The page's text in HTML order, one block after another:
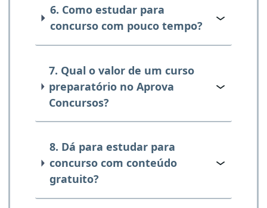
6. Como estudar para
concurso com pouco tempo?
7. Qual o valor de um curso
preparatório no Aprova
Concursos?
8. Dá para estudar para
concurso com conteúdo
gratuito?